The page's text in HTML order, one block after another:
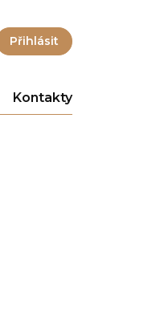
Přihlásit
Kontakty